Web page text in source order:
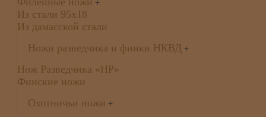
+
Из стали 95х18
Из дамасской стали
Ножи разведчика и финки НКВД +
Нож Разведчика «НР»
Финские ножи
Охотничьи ножи +